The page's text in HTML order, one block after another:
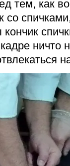
тем, как
со
ничто